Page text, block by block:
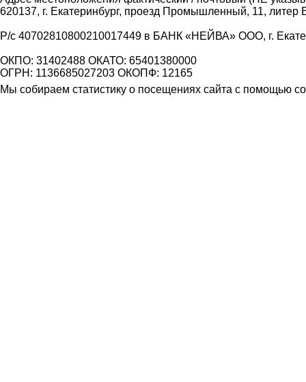
620137, г. Екатеринбург, проезд Промышленный, 11, литер
Р/с 40702810800210017449 в БАНК «НЕЙВА» ООО, г.
ОКПО: 31402488 ОКАТО: 65401380000
ОГРН: 1136685027203 ОКОПФ: 12165
Мы собираем статистику о посещениях сайта с помощью